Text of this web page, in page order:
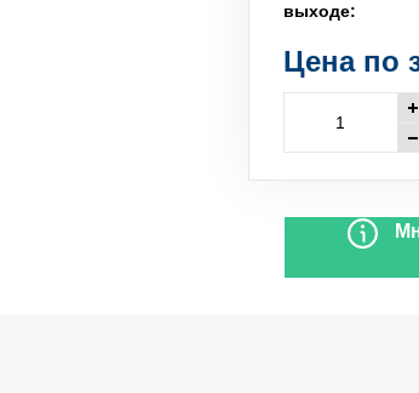
выходе:
Цена по